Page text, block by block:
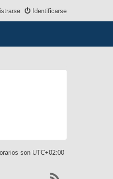
Identificarse
son UTC+02:00